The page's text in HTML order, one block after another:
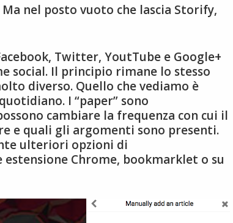
nel posto vuoto che lascia Storify,
Twitter, YoutTube e Google+
social. Il principio rimane lo stesso
diverso. Quello che vediamo è
I “paper” sono
cambiare la frequenza con cui il
e quali gli argomenti sono presenti.
ulteriori opzioni di
Chrome, bookmarklet o su